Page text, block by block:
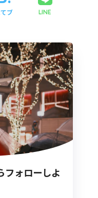
ブ LINE
フォローしよ